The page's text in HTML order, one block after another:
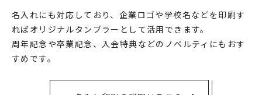
名入れにも対応しており、企業ロゴや学校名などを印刷す
ればオリジナルタンブラーとして活用できます。
周年記念や卒業記念、入会特典などのノベルティにもおす
すめです。